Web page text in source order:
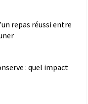
repas réussi entre
: quel impact